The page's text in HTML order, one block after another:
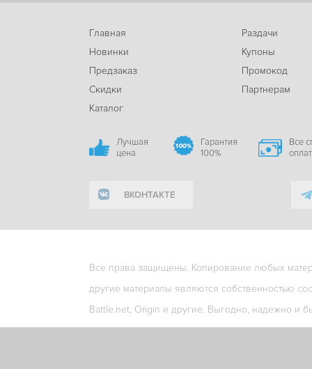
Главная
Новинки
Предзаказ
Скидки
Каталог
Раздачи
Купоны
Промокод
Партнерам
Лучшая
цена
Гарантия
100%
Все
ВКОНТАКТЕ
Все права защищены. Копирование любых
другие материалы являются собственностью
Battle.net, Origin и другие. Выгодно, надежно и